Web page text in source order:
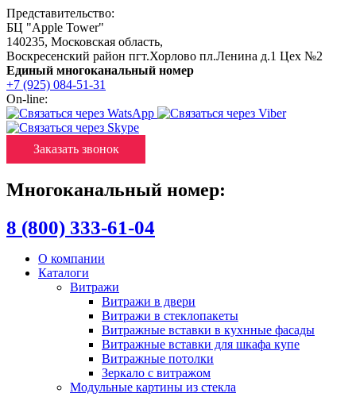
Представительство:
БЦ "Apple Tower"
140235, Московская область,
Воскресенский район пгт.Хорлово пл.Ленина д.1 Цех №2
Единый многоканальный номер
+7 (925) 084-51-31
On-line:
Заказать звонок
Многоканальный номер:
8 (800) 333-61-04
О компании
Каталоги
Витражи
Витражи в двери
Витражи в стеклопакеты
Витражные вставки в кухнные фасады
Витражные вставки для шкафа купе
Витражные потолки
Зеркало с витражом
Модульные картины из стекла